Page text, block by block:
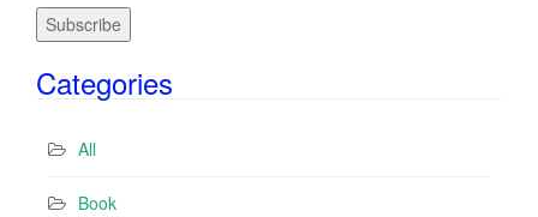
lCategories
All
Book